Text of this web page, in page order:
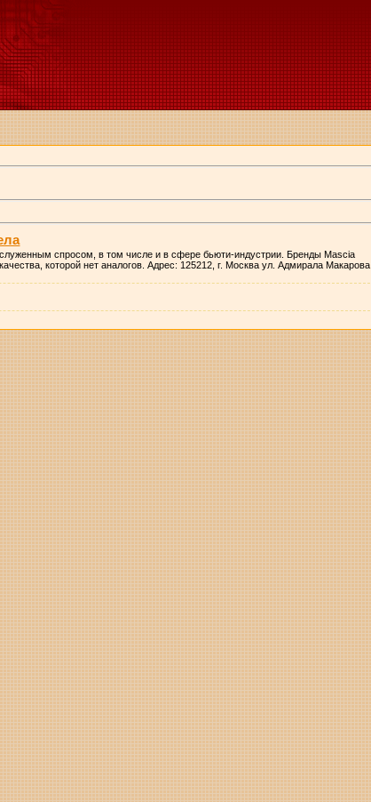
спросом, в том числе и в сфере бьюти-индустрии. Бренды Mascia
которой нет аналогов. Адрес: 125212, г. Москва ул. Адмирала Макарова